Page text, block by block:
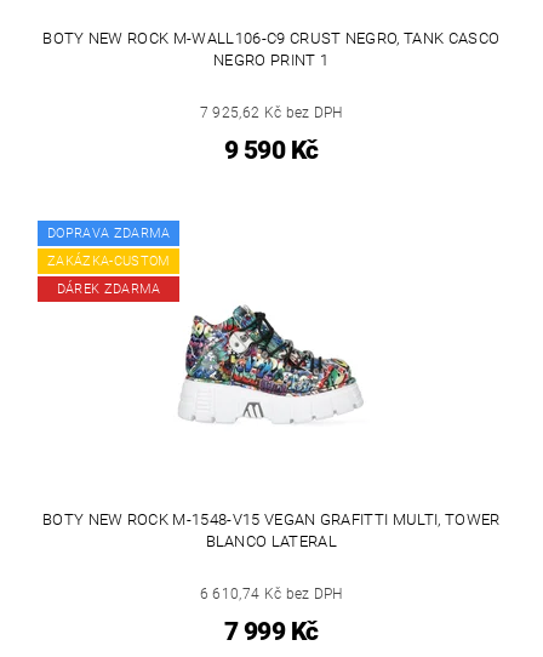
BOTY NEW ROCK M-WALL106-C9 CRUST NEGRO, TANK CASCO
NEGRO PRINT 1
7 925,62 Kč bez DPH
9 590 Kč
DOPRAVA ZDARMA
ZAKÁZKA-CUSTOM
DÁREK ZDARMA
BOTY NEW ROCK M-1548-V15 VEGAN GRAFITTI MULTI, TOWER
BLANCO LATERAL
6 610,74 Kč bez DPH
7 999 Kč